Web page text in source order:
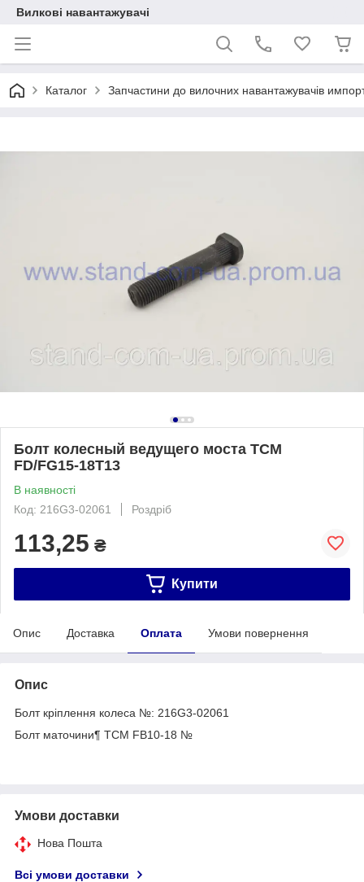
Вилкові навантажувачі
Каталог Запчастини до вилочних навантажувачів
Болт колесный ведущего моста TCM
FD/FG15-18T13
В наявності
Код: 216G3-02061
Роздріб
113,25 ₴
Купити
Опис Доставка Оплата Умови повернення
Опис
Болт кріплення колеса №: 216G3-02061
Болт маточини¶ ТСМ FB10-18 №
Умови доставки
Нова Пошта
Всі умови доставки